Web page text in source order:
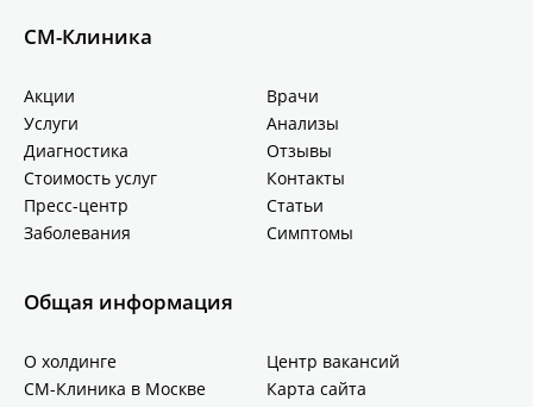
СМ-Клиника
Акции
Врачи
Услуги
Анализы
Диагностика
Отзывы
Стоимость услуг
Контакты
Пресс-центр
Статьи
Заболевания
Симптомы
Общая информация
О холдинге
Центр вакансий
СМ-Клиника в Москве
Карта сайта